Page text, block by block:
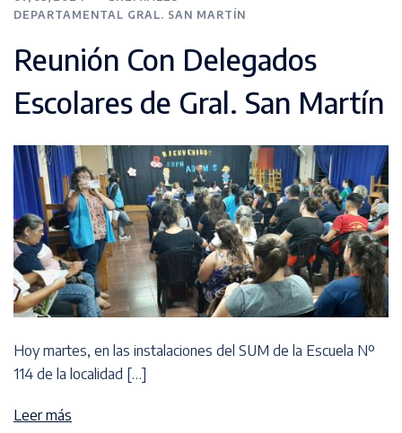
DEPARTAMENTAL GRAL. SAN MARTÍN
Reunión Con Delegados
Escolares de Gral. San Martín
Hoy martes, en las instalaciones del SUM de la Escuela Nº
114 de la localidad […]
Leer más